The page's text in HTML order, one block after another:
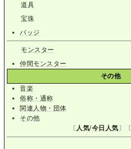
道具
宝珠
バッジ
モンスター
仲間モンスター
その他
音楽
俗称・通称
関連人物・団体
その他
〔 人気/今日人気 〕〔